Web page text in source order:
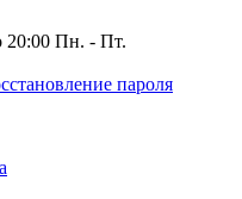
20:00 Пн. - Пт.
пароля